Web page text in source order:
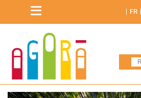
content
FR